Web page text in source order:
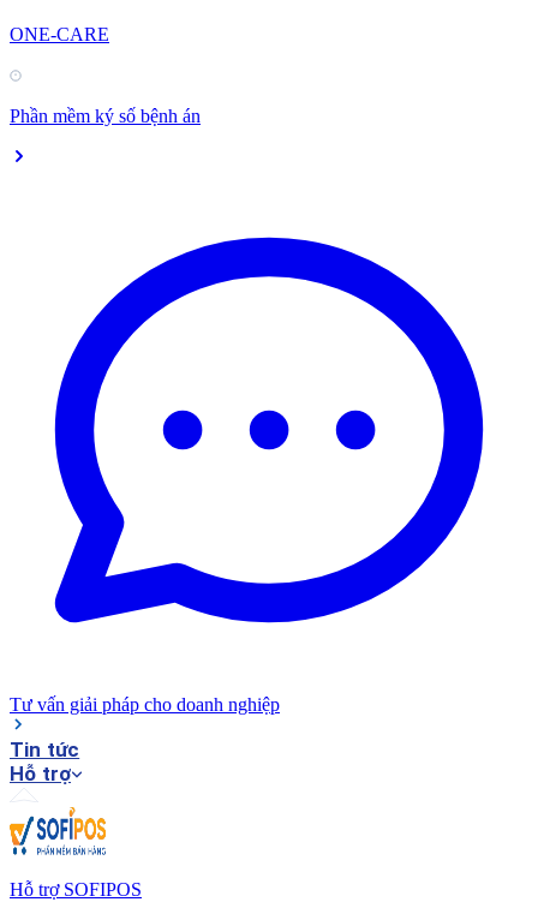
ONE-CARE
Phần mềm ký số bệnh án
Tư vấn giải pháp cho doanh nghiệp
Tin tức
Hỗ trợ
Hỗ trợ SOFIPOS